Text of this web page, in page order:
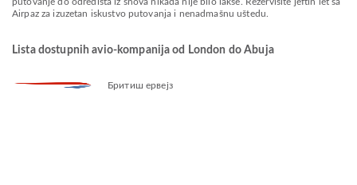
Airpaz za izuzetan iskustvo putovanja i nenadmašnu uštedu.
Lista dostupnih avio-kompanija od London do Abuja
Бритиш ервејз